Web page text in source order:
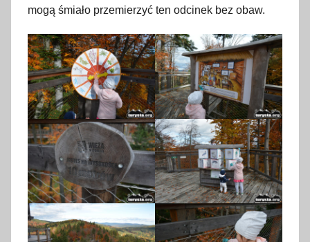
mogą śmiało przemierzyć ten odcinek bez obaw.